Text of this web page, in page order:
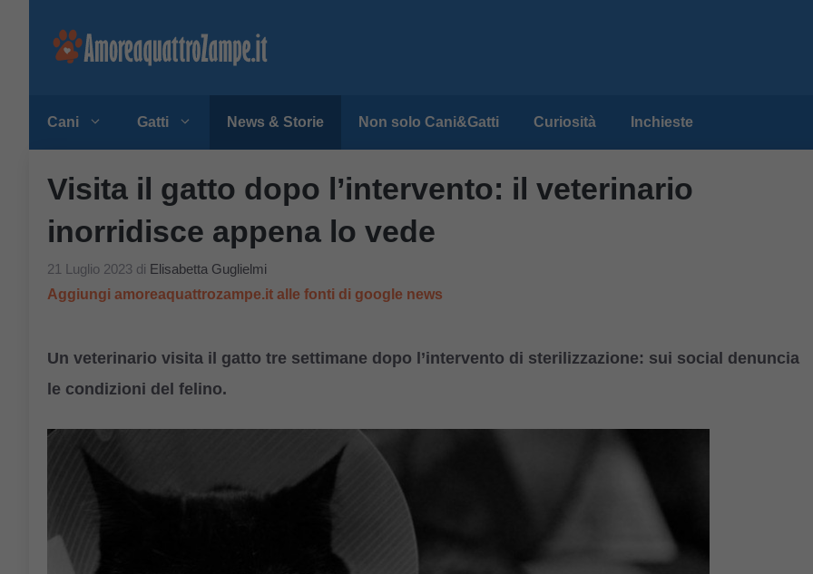
Cani Gatti News & Storie Non solo Cani&Gatti Curiosità Inchieste
Visita il gatto dopo l’intervento: il veterinario
inorridisce appena lo vede
21 Luglio 2023 di Elisabetta Guglielmi
Aggiungi amoreaquattrozampe.it alle fonti di google news
Un veterinario visita il gatto tre settimane dopo l’intervento di sterilizzazione: sui social denuncia
le condizioni del felino.